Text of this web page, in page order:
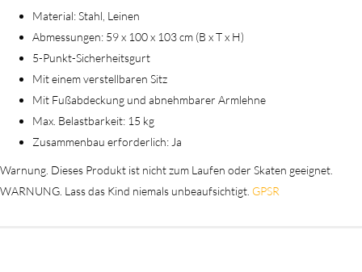
Material: Stahl, Leinen
Abmessungen: 59 x 100 x 103 cm (B x T x H)
5-Punkt-Sicherheitsgurt
Mit einem verstellbaren Sitz
Mit Fußabdeckung und abnehmbarer Armlehne
Max. Belastbarkeit: 15 kg
Zusammenbau erforderlich: Ja
Warnung. Dieses Produkt ist nicht zum Laufen oder Skaten geeignet.
WARNUNG. Lass das Kind niemals unbeaufsichtigt. GPSR